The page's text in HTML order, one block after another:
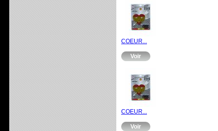
COEUR...
Voir
COEUR...
Voir